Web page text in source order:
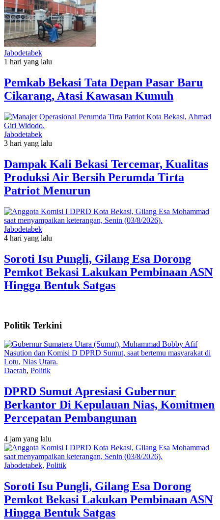
Jabodetabek
1 hari yang lalu
Pemkab Bekasi Tata Depan Pasar Baru
Cikarang, Atasi Kawasan Kumuh
Jabodetabek
3 hari yang lalu
Dampak Kali Bekasi Tercemar, Kualitas
Produksi Air Bersih Perumda Tirta
Patriot Menurun
Jabodetabek
4 hari yang lalu
Soroti Isu Pungli, Gilang Esa Dorong
Pemkot Bekasi Lakukan Pembinaan ASN
Hingga Bentuk Satgas
Politik Terkini
Daerah, Politik
DPRD Sumut Apresiasi Gubernur
Berkantor Di Kepulauan Nias, Komitmen
Percepatan Pembangunan
4 jam yang lalu
Jabodetabek, Politik
Soroti Isu Pungli, Gilang Esa Dorong
Pemkot Bekasi Lakukan Pembinaan ASN
Hingga Bentuk Satgas